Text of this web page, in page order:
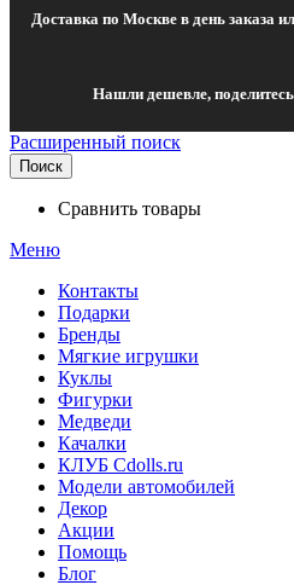
Доставка по Москве в день заказа
Нашли дешевле,
Расширенный поиск
Поиск
Сравнить товары
Меню
Контакты
Подарки
Бренды
Мягкие игрушки
Куклы
Фигурки
Медведи
Качалки
КЛУБ Cdolls.ru
Модели автомобилей
Декор
Акции
Помощь
Блог